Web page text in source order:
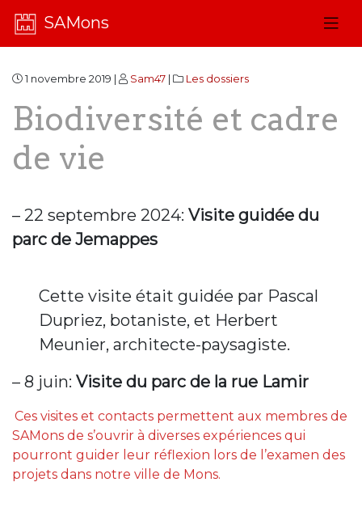
SAMons
1 novembre 2019 | Sam47 Les dossiers
Biodiversité et cadre
de vie
– 22 septembre 2024: Visite guidée du
parc de Jemappes
Cette visite était guidée par Pascal
Dupriez, botaniste, et Herbert
Meunier, architecte-paysagiste.
– 8 juin: Visite du parc de la rue Lamir
Ces visites et contacts permettent aux membres de
SAMons de s’ouvrir à diverses expériences qui
pourront guider leur réflexion lors de l’examen des
projets dans notre ville de Mons.